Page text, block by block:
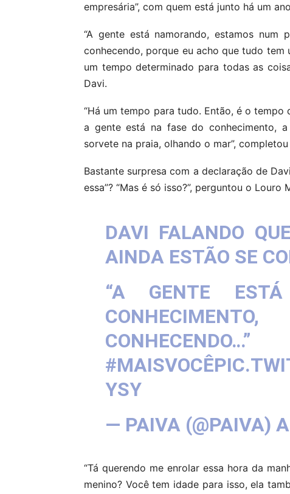
empresária”, com quem está junto há um
“A gente está namorando, estamos num
conhecendo, porque eu acho que tudo
um tempo determinado para todas as
Davi.
“Há um tempo para tudo. Então, é o
a gente está na fase do conhecimento,
sorvete na praia, olhando o mar”,
Bastante surpresa com a declaração de
essa”? “Mas é só isso?”, perguntou o Louro
DAVI FALANDO
AINDA ESTÃO SE
“A GENTE
#MAISVOCÊ
YSY
— PAIVA (@PAIVA)
“Tá querendo me enrolar essa hora da
menino? Você tem idade para isso, ela